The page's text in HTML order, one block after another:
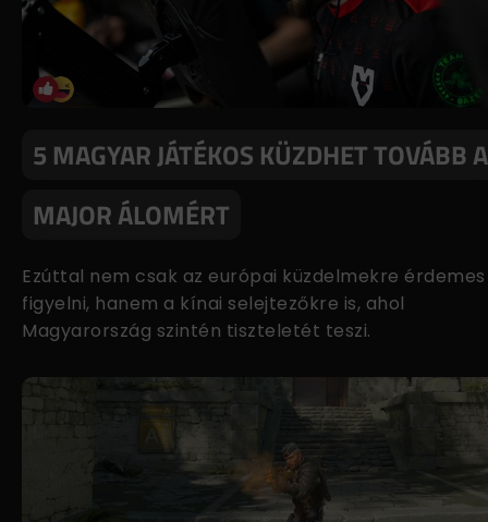
5 MAGYAR JÁTÉKOS KÜZDHET TOVÁBB A
MAJOR ÁLOMÉRT
Ezúttal nem csak az európai küzdelmekre érdemes
figyelni, hanem a kínai selejtezőkre is, ahol
Magyarország szintén tiszteletét teszi.